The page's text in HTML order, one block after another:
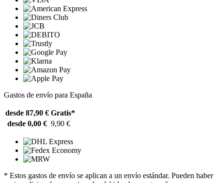
Gastos de envío para España
desde 87,90 € Gratis*
desde 0,00 € 9,90 €
* Estos gastos de envío se aplican a un envío estándar. Pueden haber